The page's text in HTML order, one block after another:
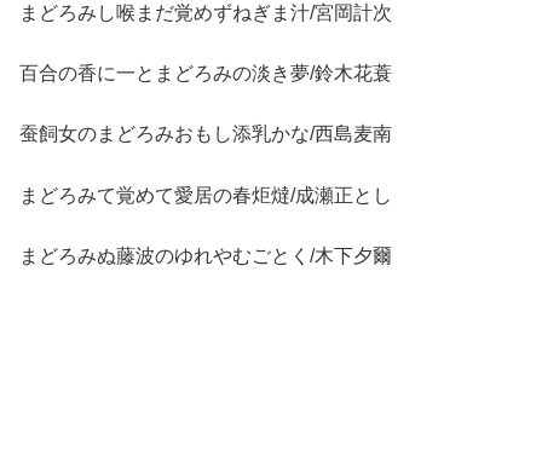
まどろみし喉まだ覚めずねぎま汁/宮岡計次
百合の香に一とまどろみの淡き夢/鈴木花蓑
蚕飼女のまどろみおもし添乳かな/西島麦南
まどろみて覚めて愛居の春炬燵/成瀬正とし
まどろみぬ藤波のゆれやむごとく/木下夕爾